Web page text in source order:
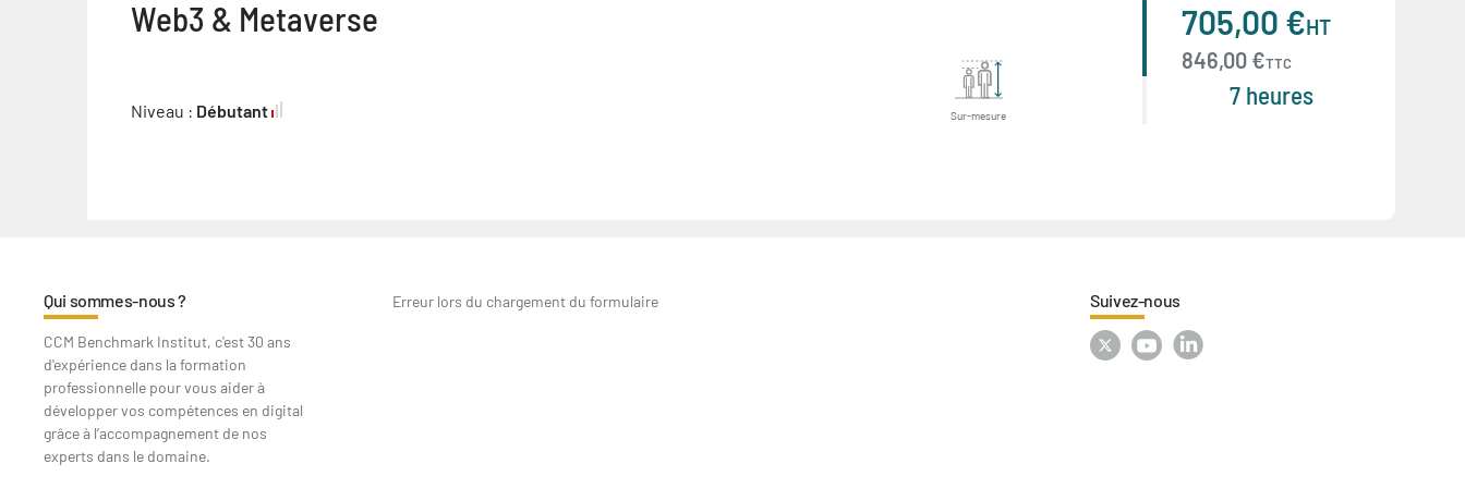
Web3 & Metaverse
Niveau : Débutant Sur-mesure
705,00 €HT
846,00 €TTC
7 heures
Qui sommes-nous ?
CCM Benchmark Institut, c'est 30 ans
d'expérience dans la formation
professionnelle pour vous aider à
développer vos compétences en digital
grâce à l’accompagnement de nos
experts dans le domaine.
Erreur lors du chargement du formulaire Suivez-nous